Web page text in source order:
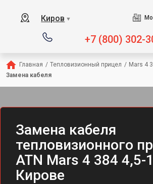
Киров ▼
+7 (800) 302-
Главная / Тепловизионный прицел / Mars 4
Замена кабеля
Замена кабеля
тепловизионного
ATN Mars 4 384 4,5-
Кирове